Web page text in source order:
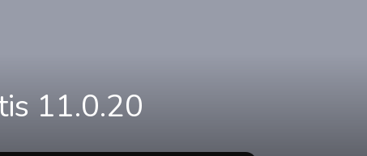
11.0.20